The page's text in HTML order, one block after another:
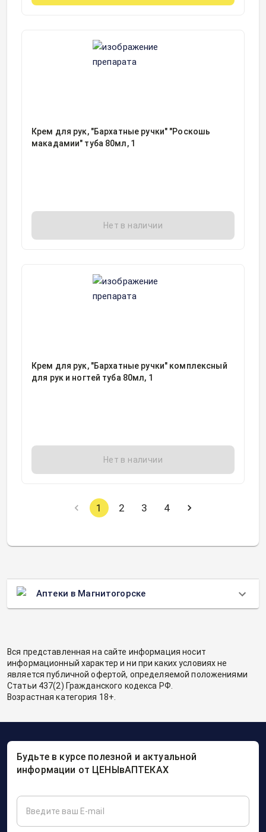
Крем для рук, "Бархатные ручки" "Роскошь
макадамии" туба 80мл, 1
Нет в наличии
Крем для рук, "Бархатные ручки" комплексный
для рук и ногтей туба 80мл, 1
Нет в наличии
1 2 3 4
Аптеки в Магнитогорске
Вся представленная на сайте информация носит
информационный характер и ни при каких условиях не
является публичной офертой, определяемой положениями
Статьи 437(2) Гражданского кодекса РФ.
Возрастная категория 18+.
Будьте в курсе полезной и актуальной
информации от ЦЕНЫвАПТЕКАХ